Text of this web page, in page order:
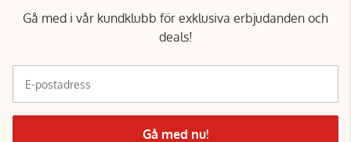
Gå med i vår kundklubb för exklusiva erbjudanden och
deals!
E-postadress
Gå med nu!